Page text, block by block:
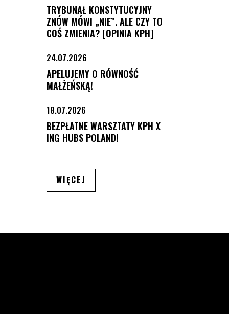
TRYBUNAŁ KONSTYTUCYJNY
ZNÓW MÓWI „NIE”. ALE CZY TO
COŚ ZMIENIA? [OPINIA KPH]
24.07.2026
APELUJEMY O RÓWNOŚĆ
MAŁŻEŃSKĄ!
18.07.2026
BEZPŁATNE WARSZTATY KPH X
ING HUBS POLAND!
WIĘCEJ